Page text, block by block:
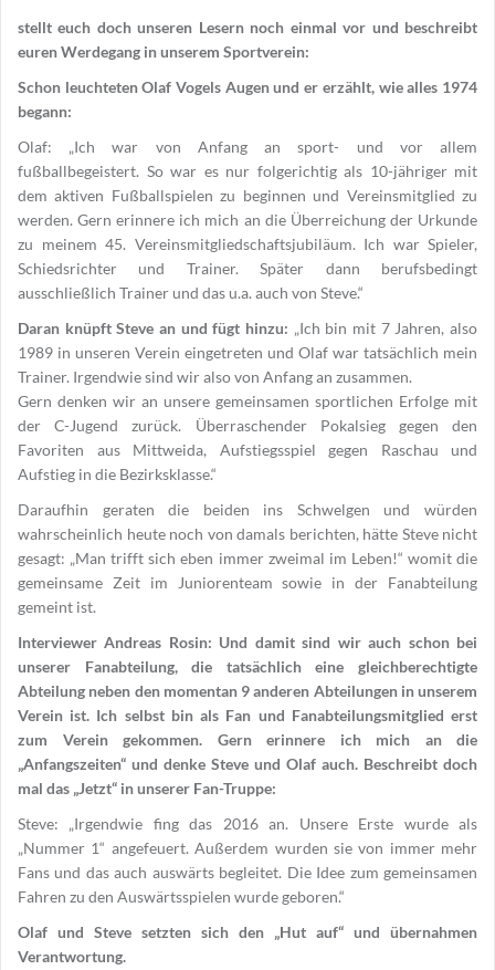
stellt euch doch unseren Lesern noch einmal vor und beschreibt
euren Werdegang in unserem Sportverein:
Schon leuchteten Olaf Vogels Augen und er erzählt, wie alles 1974
begann:
Olaf: „Ich war von Anfang an sport- und vor allem
fußballbegeistert. So war es nur folgerichtig als 10-jähriger mit
dem aktiven Fußballspielen zu beginnen und Vereinsmitglied zu
werden. Gern erinnere ich mich an die Überreichung der Urkunde
zu meinem 45. Vereinsmitgliedschaftsjubiläum. Ich war Spieler,
Schiedsrichter und Trainer. Später dann berufsbedingt
ausschließlich Trainer und das u.a. auch von Steve.“
Daran knüpft Steve an und fügt hinzu: „Ich bin mit 7 Jahren, also
1989 in unseren Verein eingetreten und Olaf war tatsächlich mein
Trainer. Irgendwie sind wir also von Anfang an zusammen.
Gern denken wir an unsere gemeinsamen sportlichen Erfolge mit
der C-Jugend zurück. Überraschender Pokalsieg gegen den
Favoriten aus Mittweida, Aufstiegsspiel gegen Raschau und
Aufstieg in die Bezirksklasse.“
Daraufhin geraten die beiden ins Schwelgen und würden
wahrscheinlich heute noch von damals berichten, hätte Steve nicht
gesagt: „Man trifft sich eben immer zweimal im Leben!“ womit die
gemeinsame Zeit im Juniorenteam sowie in der Fanabteilung
gemeint ist.
Interviewer Andreas Rosin: Und damit sind wir auch schon bei
unserer Fanabteilung, die tatsächlich eine gleichberechtigte
Abteilung neben den momentan 9 anderen Abteilungen in unserem
Verein ist. Ich selbst bin als Fan und Fanabteilungsmitglied erst
zum Verein gekommen. Gern erinnere ich mich an die
„Anfangszeiten“ und denke Steve und Olaf auch. Beschreibt doch
mal das „Jetzt“ in unserer Fan-Truppe:
Steve: „Irgendwie fing das 2016 an. Unsere Erste wurde als
„Nummer 1“ angefeuert. Außerdem wurden sie von immer mehr
Fans und das auch auswärts begleitet. Die Idee zum gemeinsamen
Fahren zu den Auswärtsspielen wurde geboren.“
Olaf und Steve setzten sich den „Hut auf“ und übernahmen
Verantwortung.